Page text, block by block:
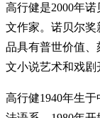
高行健是2000年
文作家。诺贝尔
品具有普世价值
文小说艺术和戏剧
高行健1940年生